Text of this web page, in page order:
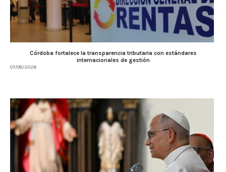
Córdoba fortalece la transparencia tributaria con estándares
internacionales de gestión
07/08/2026